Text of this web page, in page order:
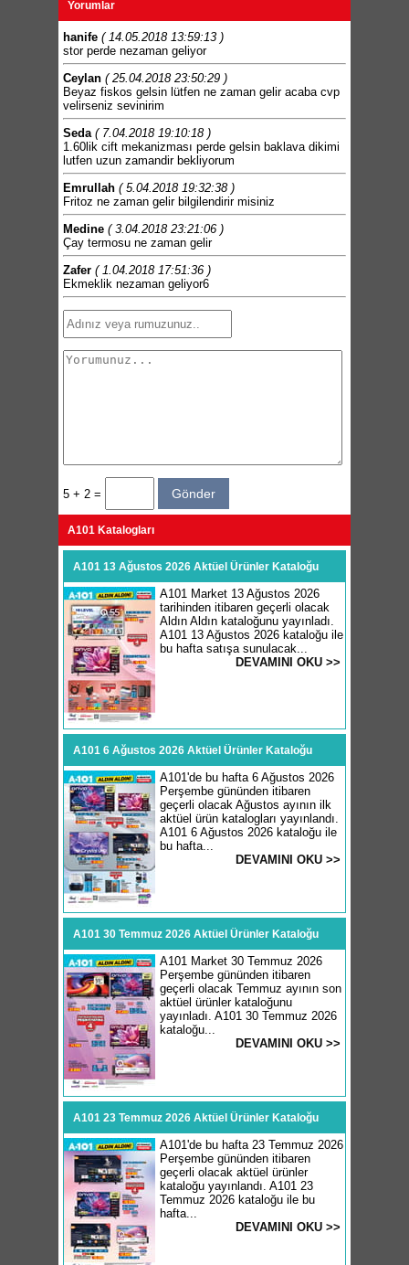
Yorumlar
hanife ( 14.05.2018 13:59:13 )
stor perde nezaman geliyor
Ceylan ( 25.04.2018 23:50:29 )
Beyaz fiskos gelsin lütfen ne zaman gelir acaba cvp
velirseniz sevinirim
Seda ( 7.04.2018 19:10:18 )
1.60lik cift mekanizması perde gelsin baklava dikimi
lutfen uzun zamandir bekliyorum
Emrullah ( 5.04.2018 19:32:38 )
Fritoz ne zaman gelir bilgilendirir misiniz
Medine ( 3.04.2018 23:21:06 )
Çay termosu ne zaman gelir
Zafer ( 1.04.2018 17:51:36 )
Ekmeklik nezaman geliyor6
5 + 2 =
A101 Katalogları
A101 13 Ağustos 2026 Aktüel Ürünler Kataloğu
A101 Market 13 Ağustos 2026
tarihinden itibaren geçerli olacak
Aldın Aldın kataloğunu yayınladı.
A101 13 Ağustos 2026 kataloğu ile
bu hafta satışa sunulacak...
DEVAMINI OKU >>
A101 6 Ağustos 2026 Aktüel Ürünler Kataloğu
A101'de bu hafta 6 Ağustos 2026
Perşembe gününden itibaren
geçerli olacak Ağustos ayının ilk
aktüel ürün katalogları yayınlandı.
A101 6 Ağustos 2026 kataloğu ile
bu hafta...
DEVAMINI OKU >>
A101 30 Temmuz 2026 Aktüel Ürünler Kataloğu
A101 Market 30 Temmuz 2026
Perşembe gününden itibaren
geçerli olacak Temmuz ayının son
aktüel ürünler kataloğunu
yayınladı. A101 30 Temmuz 2026
kataloğu...
DEVAMINI OKU >>
A101 23 Temmuz 2026 Aktüel Ürünler Kataloğu
A101'de bu hafta 23 Temmuz 2026
Perşembe gününden itibaren
geçerli olacak aktüel ürünler
kataloğu yayınlandı. A101 23
Temmuz 2026 kataloğu ile bu
hafta...
DEVAMINI OKU >>